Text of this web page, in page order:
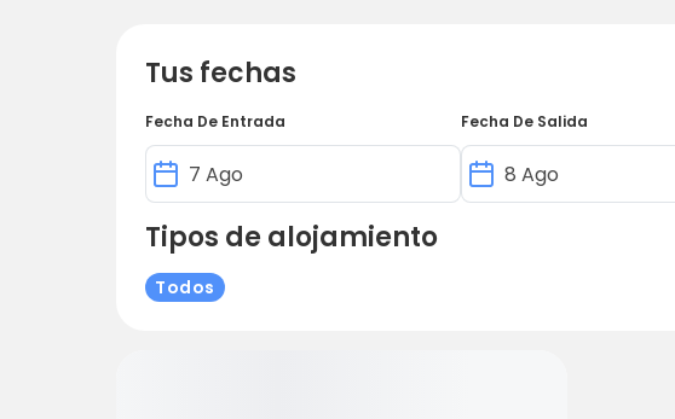
Tus fechas
Fecha De Entrada Fecha De Salida
Tipos de alojamiento
Todos